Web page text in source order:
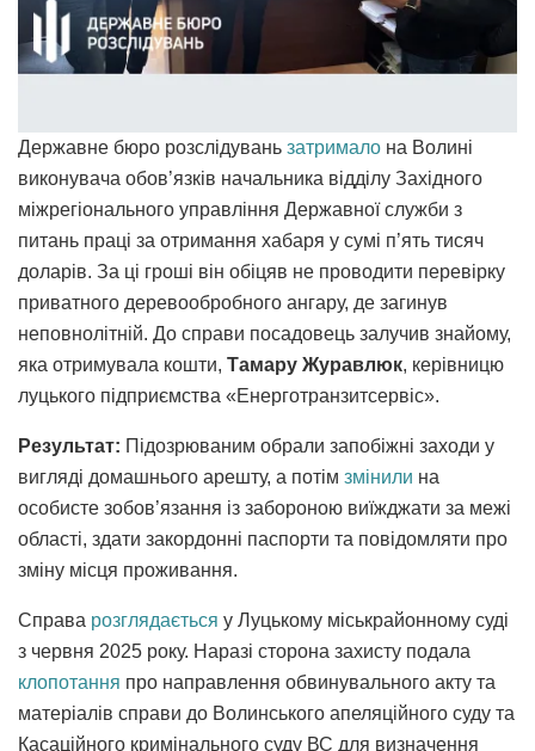
Державне бюро розслідувань затримало на Волині
виконувача обов’язків начальника відділу Західного
міжрегіонального управління Державної служби з
питань праці за отримання хабаря у сумі п’ять тисяч
доларів. За ці гроші він обіцяв не проводити перевірку
приватного деревообробного ангару, де загинув
неповнолітній. До справи посадовець залучив знайому,
яка отримувала кошти, Тамару Журавлюк, керівницю
луцького підприємства «Енерготранзитсервіс».
Результат: Підозрюваним обрали запобіжні заходи у
вигляді домашнього арешту, а потім змінили на
особисте зобов’язання із забороною виїжджати за межі
області, здати закордонні паспорти та повідомляти про
зміну місця проживання.
Справа розглядається у Луцькому міськрайонному суді
з червня 2025 року. Наразі сторона захисту подала
клопотання про направлення обвинувального акту та
матеріалів справи до Волинського апеляційного суду та
Касаційного кримінального суду ВС для визначення